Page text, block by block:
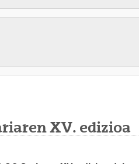
XV. edizioa